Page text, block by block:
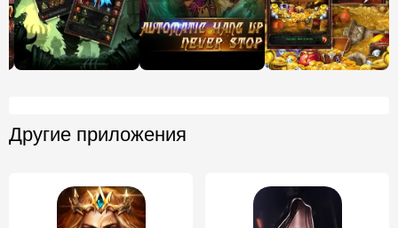
Другие приложения